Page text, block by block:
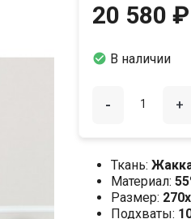
20 580 ₽
 В наличии
- +
Ткань:
Материал:
Размер:
Подхваты: